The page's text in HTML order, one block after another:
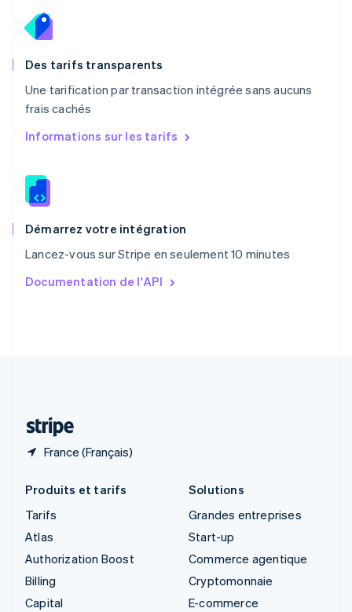
Des tarifs transparents
Une tarification par transaction intégrée sans aucuns
frais cachés
Informations sur les tarifs
Démarrez votre intégration
Lancez-vous sur Stripe en seulement 10 minutes
Documentation de l'API
France (Français)
Pays-Bas
Nederlands
English
PortuguêsEnglish
R.A.S. de Hong Kong, Chine
English
Roumanie
Royaume-Uni
English
English简体中文
English
Produits et tarifs
Tarifs
Atlas
Authorization Boost
Billing
Capital
Solutions
Grandes entreprises
Start-up
Commerce agentique
Cryptomonnaie
E-commerce